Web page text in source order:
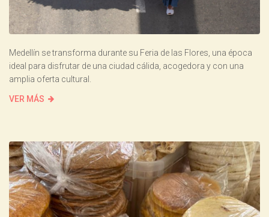
Medellín se transforma durante su Feria de las Flores, una época
ideal para disfrutar de una ciudad cálida, acogedora y con una
amplia oferta cultural.
VER MÁS